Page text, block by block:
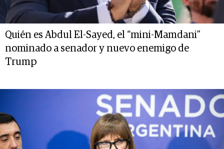
Quién es Abdul El-Sayed, el “mini-Mamdani”
nominado a senador y nuevo enemigo de
Trump